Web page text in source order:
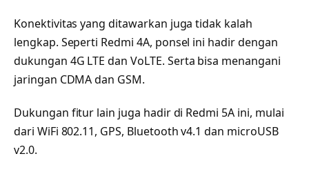
Konektivitas yang ditawarkan juga tidak kalah
lengkap. Seperti Redmi 4A, ponsel ini hadir dengan
dukungan 4G LTE dan VoLTE. Serta bisa menangani
jaringan CDMA dan GSM.
Dukungan fitur lain juga hadir di Redmi 5A ini, mulai
dari WiFi 802.11, GPS, Bluetooth v4.1 dan microUSB
v2.0.